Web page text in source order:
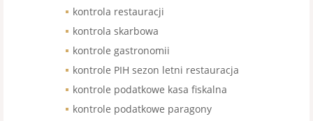
kontrola restauracji
kontrola skarbowa
kontrole gastronomii
kontrole PIH sezon letni restauracja
kontrole podatkowe kasa fiskalna
kontrole podatkowe paragony